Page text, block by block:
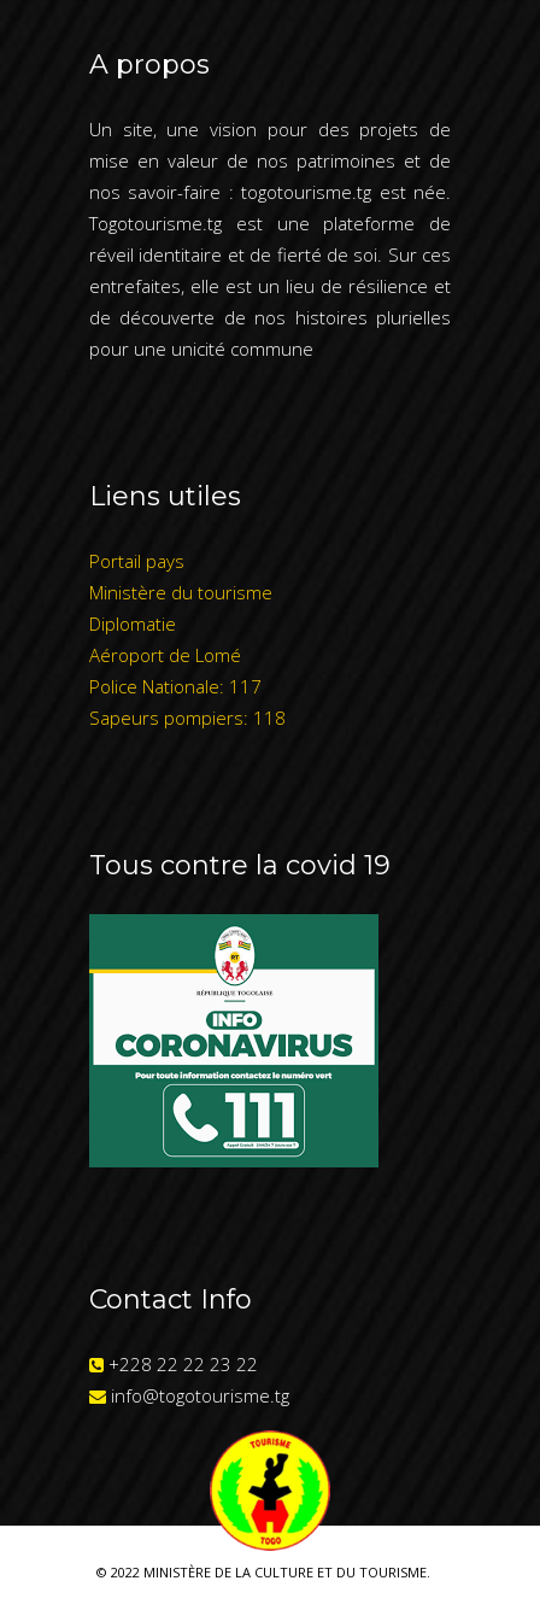
A propos
Un site, une vision pour des projets de
mise en valeur de nos patrimoines et de
nos savoir-faire : togotourisme.tg est née.
Togotourisme.tg est une plateforme de
réveil identitaire et de fierté de soi. Sur ces
entrefaites, elle est un lieu de résilience et
de découverte de nos histoires plurielles
pour une unicité commune
Liens utiles
Portail pays
Ministère du tourisme
Diplomatie
Aéroport de Lomé
Police Nationale: 117
Sapeurs pompiers: 118
Tous contre la covid 19
Contact Info
+228 22 22 23 22
info@togotourisme.tg
© 2022 MINISTÈRE DE LA CULTURE ET DU TOURISME.